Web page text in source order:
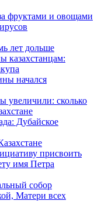
фруктами и овощами
лет дольше
казахстанцам:
начался
увеличили: сколько
Дубайское
присвоить
имя Петра
собор
Матери всех